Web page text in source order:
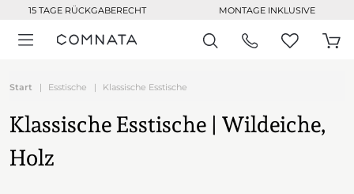
15 TAGE RÜCKGABERECHT MONTAGE INKLUSIVE
Start Esstische Klassische Esstische
Klassische Esstische | Wildeiche,
Holz